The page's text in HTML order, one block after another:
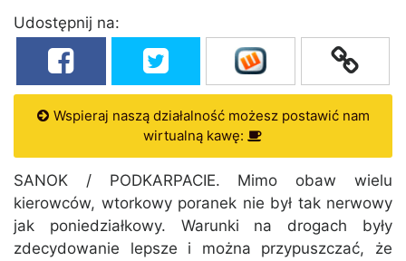
Udostępnij na:
Wspieraj naszą działalność możesz postawić nam
wirtualną kawę:
SANOK / PODKARPACIE. Mimo obaw wielu
kierowców, wtorkowy poranek nie był tak nerwowy
jak poniedziałkowy. Warunki na drogach były
zdecydowanie lepsze i można przypuszczać, że